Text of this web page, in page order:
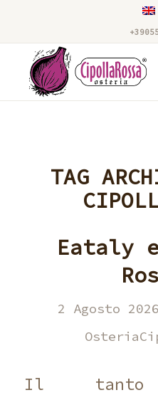
TAG
Eataly
2 Agosto 2026
Il tanto